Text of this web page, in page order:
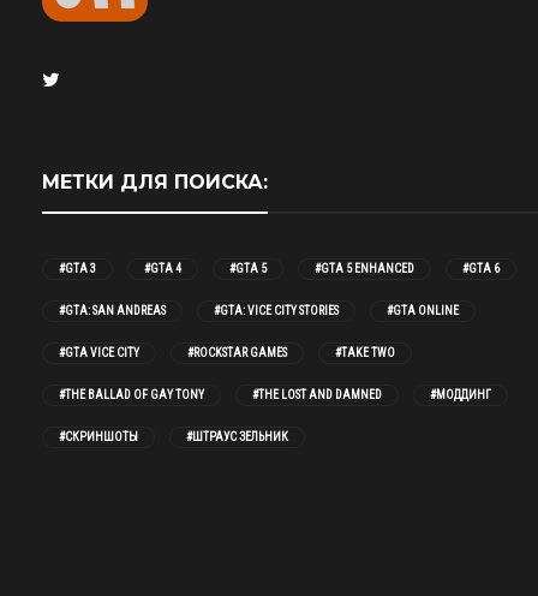
МЕТКИ ДЛЯ ПОИСКА:
#GTA 3 #GTA 4 #GTA 5 #GTA 5 ENHANCED #GTA 6
#GTA: SAN ANDREAS #GTA: VICE CITY STORIES #GTA ONLINE
#GTA VICE CITY #ROCKSTAR GAMES #TAKE TWO
#THE BALLAD OF GAY TONY #THE LOST AND DAMNED #МОДДИНГ
#СКРИНШОТЫ #ШТРАУС ЗЕЛЬНИК